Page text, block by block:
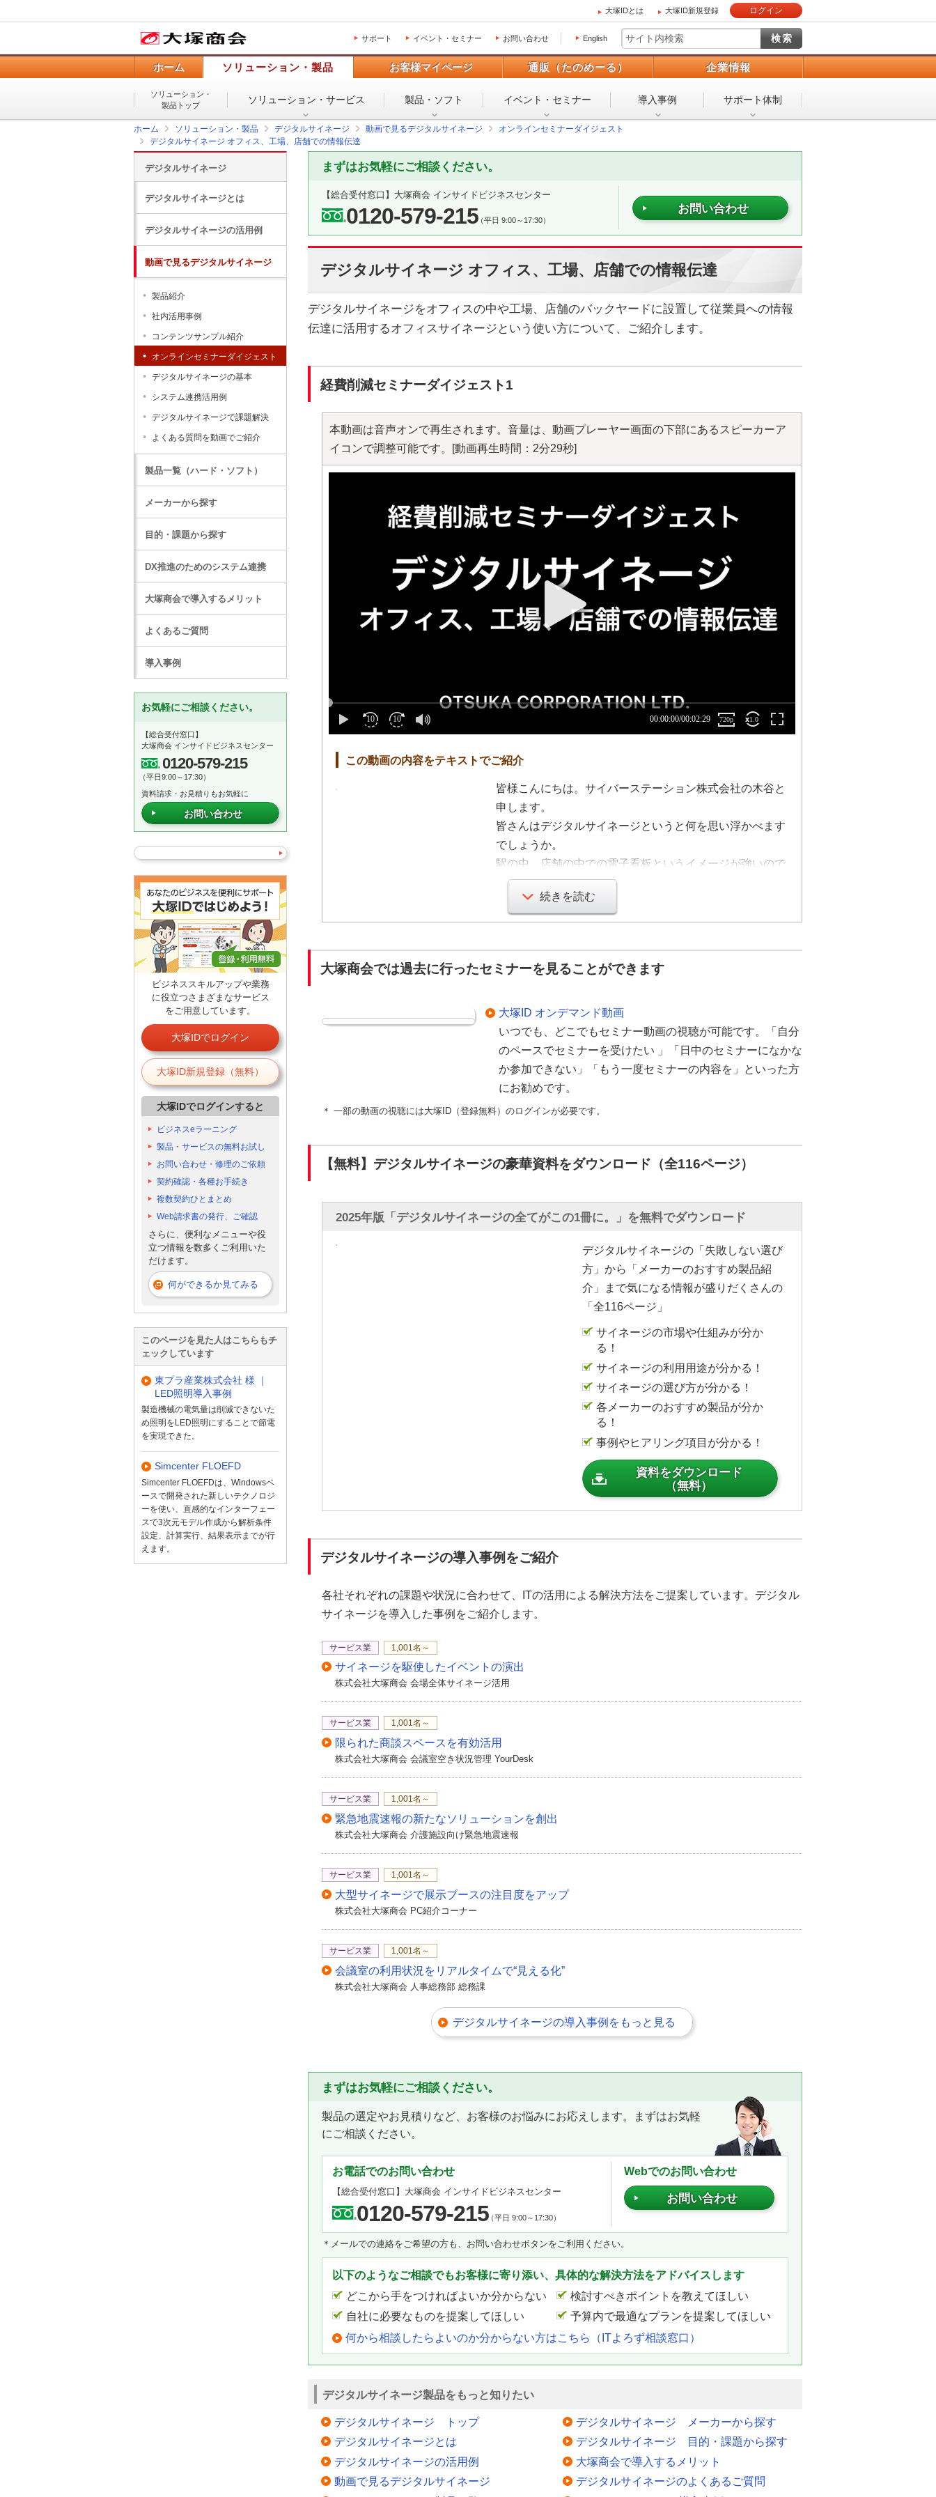
大塚IDとは 大塚ID新規登録 ログイン
サポート イベント・セミナー お問い合わせ English
ホーム ソリューション・製品 お客様マイページ 通販（たのめーる） 企業情報
ソリューション・
製品トップ
ソリューション・ サービス 製品・ソフト イベント・ セミナー 導入事例 サポート体制
ホーム ソリューション・製品 デジタルサイネージ 動画で見るデジタルサイネージ
オンラインセミナーダイジェスト
デジタルサイネージ オフィス、工場、店舗での情報伝達
まずはお気軽にご相談ください。
【総合受付窓口】 大塚商会 インサイドビジネスセンター
0120-579-215（平日 9:00～17:30）
お問い合わせ
デジタルサイネージ オフィス、工場、店舗での情報伝達
デジタルサイネージをオフィスの中や工場、店舗のバックヤードに設置して従業員への情報
伝達に活用するオフィスサイネージという使い方について、ご紹介します。
経費削減セミナーダイジェスト1
本動画は音声オンで再生されます。音量は、動画プレーヤー画面の下部にあるスピーカーア
イコンで調整可能です。
[動画再生時間：2分29秒]
この動画の内容をテキストでご紹介
皆様こんにちは。サイバーステーション株式会社の木谷と
申します。
皆さんはデジタルサイネージというと何を思い浮かべます
でしょうか。
駅の中、店舗の中での電子看板というイメージが強いので
はないでしょうか。
実は今、このデジタルサイネージをオフィスの中や工場、
情報伝達に活用するオフィスサイネージという使い方が広
がってきております。
てもらえないとか、最近オフィスをリノベーションしたけ
れども、掲示物が貼ってあって非常に見栄えが悪いですと
か、工場や店舗のバックヤードなど、パソコンがない環境
でどのように円滑に業務連絡をしていけばいいかなど、さ
まざまなご相談をいただいております。
これらデジタルサイネージを設置することによって、その
を共有することができます。
また、弊社が提供するオフィスサイネージソリューション
の拠点、複数のデジタルサイネージにコンテンツを一斉配
信することは当然のこと、例えば複合機と連携して、スキ
ャンしたデータをデジタルサイネージで表示するなど、手
軽に運用を行える機能を搭載しております。
これからデジタルサイネージの導入を検討される企業様に
も非常におすすめな商品となっております。
従業員の皆さんへの情報伝達にお困りの企業様、もう既に
導入を検討されている企業様がいらっしゃいましたら、ぜ
ひともセミナー本編の方をご覧いただければと思います。
ぜひともよろしくお願いいたします。
続きを読む
大塚商会では過去に行ったセミナーを見ることができます
大塚ID オンデマンド動画
いつでも、どこでもセミナー動画の視聴が可能です。「自分
のペースでセミナーを受けたい 」「日中のセミナーになかな
か参加できない」「もう一度セミナーの内容を」といった方
にお勧めです。
＊ 一部の動画の視聴には大塚ID（登録無料）のログインが必要です。
【無料】デジタルサイネージの豪華資料をダウンロード（全116ページ）
2025年版「デジタルサイネージの全てがこの1冊に。」を無料でダウンロード
デジタルサイネージの「失敗しない選び
方」から「メーカーのおすすめ製品紹
介」まで気になる情報が盛りだくさんの
「全116ページ」
サイネージの市場や仕組みが分か
る！
サイネージの利用用途が分かる！
サイネージの選び方が分かる！
各メーカーのおすすめ製品が分か
る！
事例やヒアリング項目が分かる！
資料をダウンロード
（無料）
デジタルサイネージの導入事例をご紹介
各社それぞれの課題や状況に合わせて、ITの活用による解決方法をご提案しています。デジタル
サイネージを導入した事例をご紹介します。
サービス業 1,001名～
サイネージを駆使したイベントの演出
株式会社大塚商会 会場全体サイネージ活用
サービス業 1,001名～
限られた商談スペースを有効活用
株式会社大塚商会 会議室空き状況管理 YourDesk
サービス業 1,001名～
緊急地震速報の新たなソリューションを創出
株式会社大塚商会 介護施設向け緊急地震速報
サービス業 1,001名～
大型サイネージで展示ブースの注目度をアップ
株式会社大塚商会 PC紹介コーナー
サービス業 1,001名～
会議室の利用状況をリアルタイムで“見える化”
株式会社大塚商会 人事総務部 総務課
デジタルサイネージの導入事例をもっと見る
まずはお気軽にご相談ください。
製品の選定やお見積りなど、お客様のお悩みにお応えします。まずはお気軽
にご相談ください。
お電話でのお問い合わせ
【総合受付窓口】 大塚商会 インサイドビジネスセンター
0120-579-215（平日 9:00～17:30）
Webでのお問い合わせ
お問い合わせ
＊メールでの連絡をご希望の方も、お問い合わせボタンをご利用ください。
以下のようなご相談でもお客様に寄り添い、具体的な解決方法をアドバイスします
どこから手をつければよいか分からない
検討すべきポイントを教えてほしい
自社に必要なものを提案してほしい
予算内で最適なプランを提案してほしい
何から相談したらよいのか分からない方はこちら（ITよろず相談窓口）
デジタルサイネージ製品をもっと知りたい
デジタルサイネージ トップ
デジタルサイネージとは
デジタルサイネージの活用例
動画で見るデジタルサイネージ
デジタルサイネージ メーカーから探す
デジタルサイネージ 目的・課題から探す
大塚商会で導入するメリット
デジタルサイネージのよくあるご質問
デジタルサイネージ
デジタルサイネージとは
デジタルサイネージの活用例
動画で見るデジタルサイネージ
製品紹介
社内活用事例
コンテンツサンプル紹介
オンラインセミナーダイジェスト
デジタルサイネージの基本
システム連携活用例
デジタルサイネージで課題解決
よくある質問を動画でご紹介
製品一覧（ハード・ソフト）
メーカーから探す
目的・課題から探す
DX推進のためのシステム連携
大塚商会で導入するメリット
よくあるご質問
導入事例
お気軽にご相談ください。
【総合受付窓口】
大塚商会 インサイドビジネスセンター
0120-579-215
（平日9:00～17:30）
資料請求・お見積りもお気軽に
お問い合わせ
ビジネススキルアップや業務
に役立つさまざまなサービス
をご用意しています。
大塚IDでログイン
大塚ID新規登録（無料）
大塚IDでログインすると
ビジネスeラーニング
製品・サービスの無料お試し
お問い合わせ・修理のご依頼
契約確認・各種お手続き
複数契約ひとまとめ
Web請求書の発行、ご確認
さらに、便利なメニューや役
立つ情報を数多くご利用いた
だけます。
何ができるか見てみる
このページを見た人はこちらもチ
ェックしています
東プラ産業株式会社 様 ｜
LED照明導入事例
製造機械の電気量は削減できないた
め照明をLED照明にすることで節電
を実現できた。
Simcenter FLOEFD
Simcenter FLOEFDは、Windowsベ
ースで開発された新しいテクノロジ
ーを使い、直感的なインターフェー
スで3次元モデル作成から解析条件
設定、計算実行、結果表示までが行
えます。